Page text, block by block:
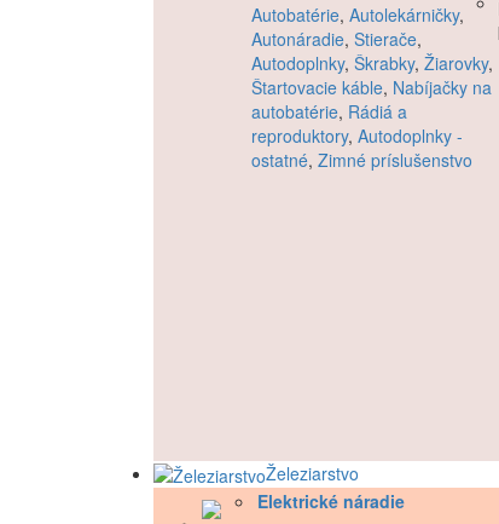
Autobatérie, Autolekárničky,
Autonáradie, Stierače,
Autodoplnky, Škrabky, Žiarovky,
Štartovacie káble, Nabíjačky na
autobatérie, Rádiá a
reproduktory, Autodoplnky -
ostatné, Zimné príslušenstvo
Železiarstvo
Elektrické náradie